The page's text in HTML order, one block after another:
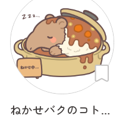
ねかせバクのコトコト